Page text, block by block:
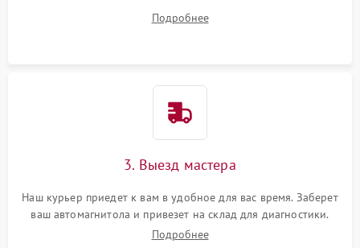
Подробнее
3. Выезд мастера
Наш курьер приедет к вам в удобное для вас время. Заберет
ваш автомагнитола и привезет на склад для диагностики.
Подробнее